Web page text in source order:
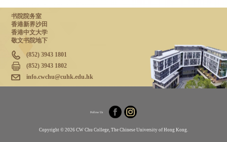
书院院务室
香港新界沙田
香港中文大学
敬文书院地下
(852) 3943 1801
(852) 3943 1802
info.cwchu@cuhk.edu.hk
Follow Us
Copyright © 2026 CW Chu College, The Chinese University of Hong Kong.